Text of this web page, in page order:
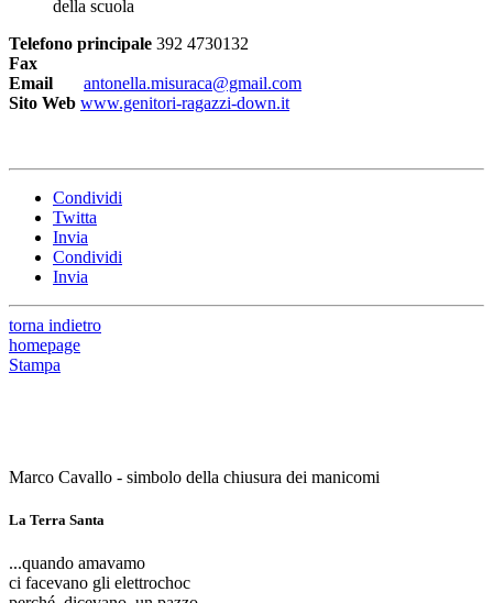
della scuola
Telefono principale 392 4730132
Fax
Email
antonella.misuraca@gmail.com
Sito Web www.genitori-ragazzi-down.it
Condividi
Twitta
Invia
Condividi
Invia
torna indietro
homepage
Stampa
Marco Cavallo - simbolo della chiusura dei manicomi
La Terra Santa
...quando amavamo
ci facevano gli elettrochoc